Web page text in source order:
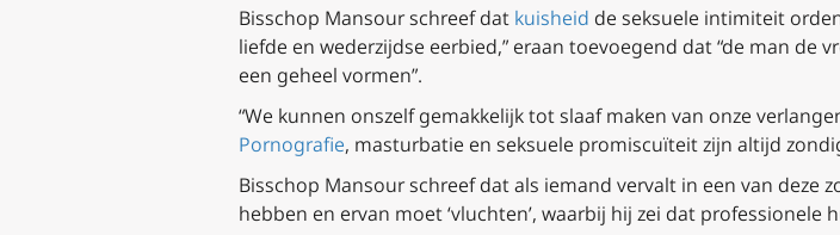
Bisschop Mansour schreef dat kuisheid de seksuele intimiteit
liefde en wederzijdse eerbied,” eraan toevoegend dat “de man
een geheel vormen”.
“We kunnen onszelf gemakkelijk tot slaaf maken van onze
Pornografie, masturbatie en seksuele promiscuïteit zijn altijd
Bisschop Mansour schreef dat als iemand vervalt in een van deze
hebben en ervan moet ‘vluchten’, waarbij hij zei dat